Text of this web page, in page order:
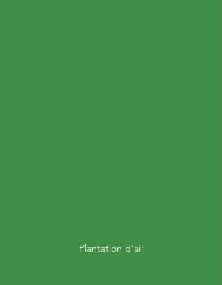
Plantation d'ail